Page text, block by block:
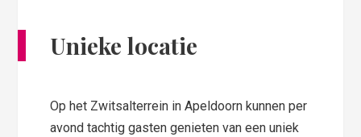
Unieke locatie
Op het Zwitsalterrein in Apeldoorn kunnen per
avond tachtig gasten genieten van een uniek